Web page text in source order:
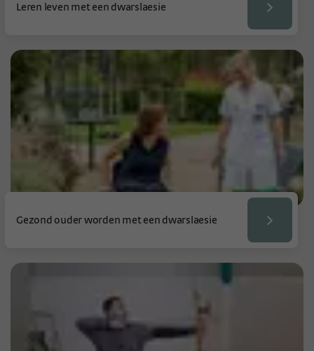
Leren leven met een dwarslaesie
Gezond ouder worden met een dwarslaesie